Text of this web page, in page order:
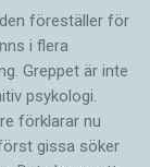
föreställer för
i flera
Greppet är inte
psykologi.
förklarar nu
gissa ­söker